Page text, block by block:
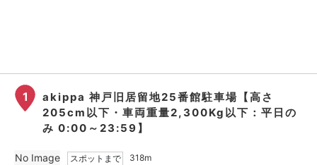
1
akippa 神戸旧居留地25番館駐車場【高さ
205cm以下・車両重量2,300Kg以下：平日の
み 0:00～23:59】
スポットまで
318m
No Image